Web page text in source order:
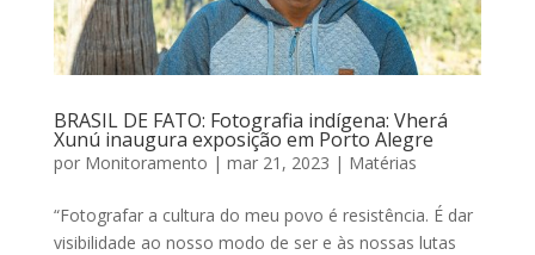
BRASIL DE FATO: Fotografia indígena: Vherá
Xunú inaugura exposição em Porto Alegre
por Monitoramento | mar 21, 2023 | Matérias
“Fotografar a cultura do meu povo é resistência. É dar
visibilidade ao nosso modo de ser e às nossas lutas